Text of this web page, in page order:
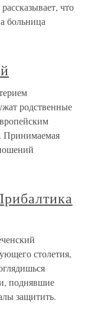
что
больница
родственные
Принимаемая
столетия,
поднявшие
защитить.